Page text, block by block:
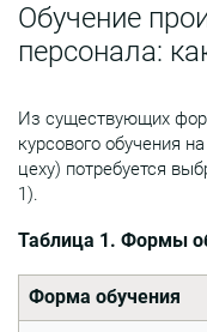
Обучение
персонала:
Из существующих
курсового обучения
цеху) потребуется
1).
Таблица 1. Формы
Форма обучения